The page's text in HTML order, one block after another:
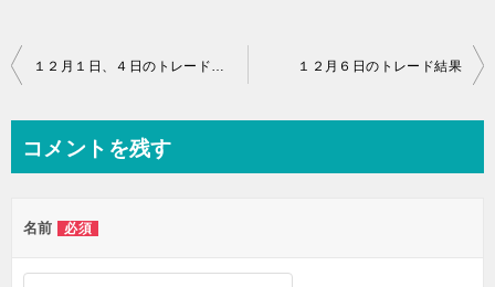
投
ビ
ー
シ
１２月１日、４日のトレード結果 １２月６日のトレード結果
コメントを残す
名前 必須